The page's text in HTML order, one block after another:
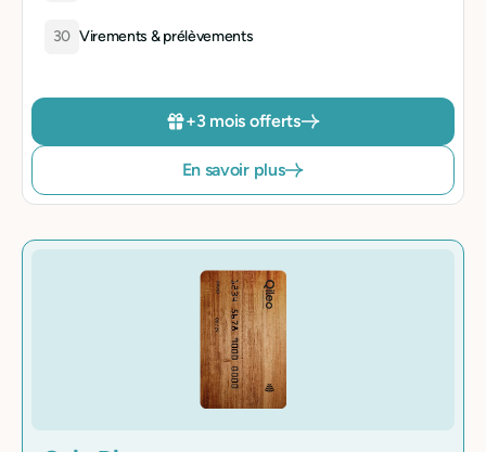
30 Virements & prélèvements
+3 mois offerts
En savoir plus